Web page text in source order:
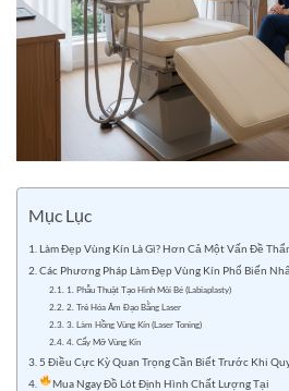
Mục Lục
Làm Đẹp Vùng Kín Là Gì? Hơn Cả Một Vấn Đề
Các Phương Pháp Làm Đẹp Vùng Kín Phổ Biến
1. Phẫu Thuật Tạo Hình Môi Bé (Labiaplasty)
2. Trẻ Hóa Âm Đạo Bằng Laser
3. Làm Hồng Vùng Kín (Laser Toning)
4. Cấy Mỡ Vùng Kín
5 Điều Cực Kỳ Quan Trọng Cần Biết Trước Khi
Mua Ngay Đồ Lót Định Hình Chất Lượng Tại